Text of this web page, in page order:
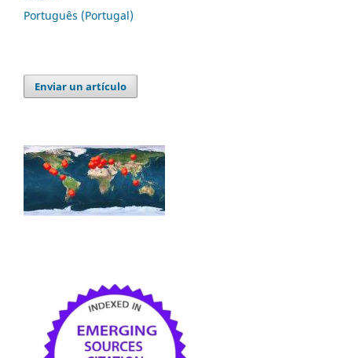
Português (Portugal)
Enviar un artículo